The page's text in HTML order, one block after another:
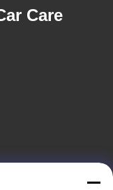
Care